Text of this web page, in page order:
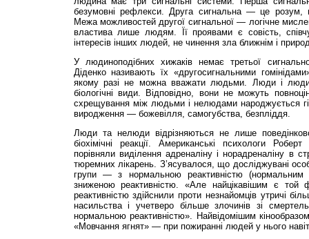
безумовні рефлекси. Друга сигнальна — це розум,
Межа можливостей другої сигнальної — логічне
властива лише людям. Її проявами є совість,
інтересів інших людей, не чинення зла ближнім і
У людиноподібних хижаків немає третьої
Діденко називають їх «другосигнальними
якому разі не можна вважати людьми. Люди і
біологічні види. Відповідно, вони не можуть
схрещування між людьми і нелюдами народжується
виродження — божевілля, самогубства, безпліддя.
Люди та нелюди відрізняються не лише
біохімічні реакції. Американські психологи
порівняли виділення адреналіну і норадреналіну в
тюремних лікарень. З’ясувалося, що досліджувані
групи — з нормальною реактивністю (нормальним
зниженою реактивністю. «Але найцікавішим є
реактивністю здійснили проти незнайомців утричі
насильства і учетверо більше злочинів зі
нормальною реактивністю». Найвідомішим
«Мовчання ягнят» — при пожиранні людей у нього